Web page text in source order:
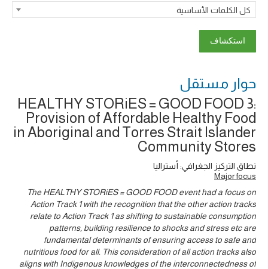
كل الكلمات الأساسية
حوار ‎مستقل
HEALTHY STORiES = GOOD FOOD 3:
Provision of Affordable Healthy Food
in Aboriginal and Torres Strait Islander
Community Stores
نطاق التركيز الجغرافي: أستراليا
Major focus
The HEALTHY STORiES = GOOD FOOD event had a focus on
Action Track 1 with the recognition that the other action tracks
relate to Action Track 1 as shifting to sustainable consumption
patterns, building resilience to shocks and stress etc are
fundamental determinants of ensuring access to safe and
nutritious food for all. This consideration of all action tracks also
aligns with Indigenous knowledges of the interconnectedness of